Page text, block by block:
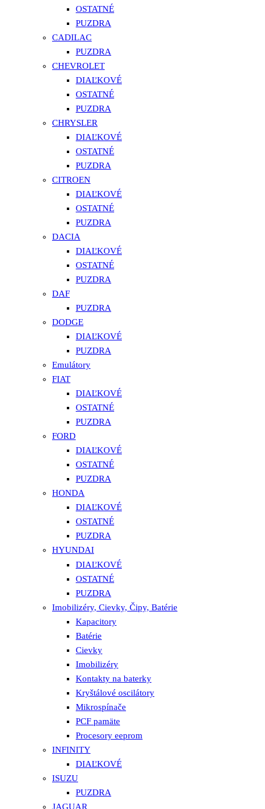
OSTATNÉ
PUZDRA
CADILAC
PUZDRA
CHEVROLET
DIAĽKOVÉ
OSTATNÉ
PUZDRA
CHRYSLER
DIAĽKOVÉ
OSTATNÉ
PUZDRA
CITROEN
DIAĽKOVÉ
OSTATNÉ
PUZDRA
DACIA
DIAĽKOVÉ
OSTATNÉ
PUZDRA
DAF
PUZDRA
DODGE
DIAĽKOVÉ
PUZDRA
Emulátory
FIAT
DIAĽKOVÉ
OSTATNÉ
PUZDRA
FORD
DIAĽKOVÉ
OSTATNÉ
PUZDRA
HONDA
DIAĽKOVÉ
OSTATNÉ
PUZDRA
HYUNDAI
DIAĽKOVÉ
OSTATNÉ
PUZDRA
Imobilizéry, Cievky, Čipy, Batérie
Kapacitory
Batérie
Cievky
Imobilizéry
Kontakty na baterky
Kryštálové oscilátory
Mikrospínače
PCF pamäte
Procesory eeprom
INFINITY
DIAĽKOVÉ
ISUZU
PUZDRA
JAGUAR